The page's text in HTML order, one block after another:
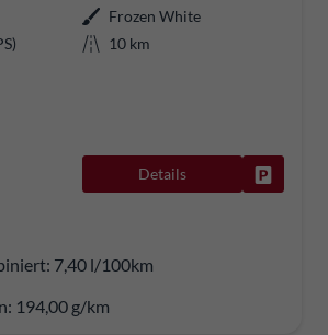
Frozen White
10 km
Details
7,40 l/100km
194,00 g/km